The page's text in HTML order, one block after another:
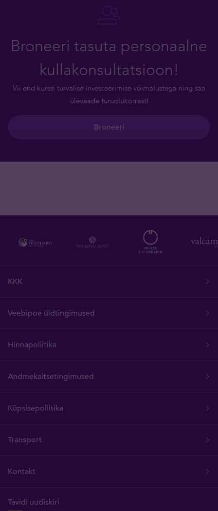
Broneeri tasuta personaalne
kullakonsultatsioon!
Vii end kurssi turvalise investeerimise võimalustega ning saa
ülevaade turuolukorrast!
Broneeri
KKK
Veebipoe üldtingimused
Hinnapoliitika
Andmekaitsetingimused
Küpsisepoliitika
Transport
Kontakt
Tavidi uudiskiri